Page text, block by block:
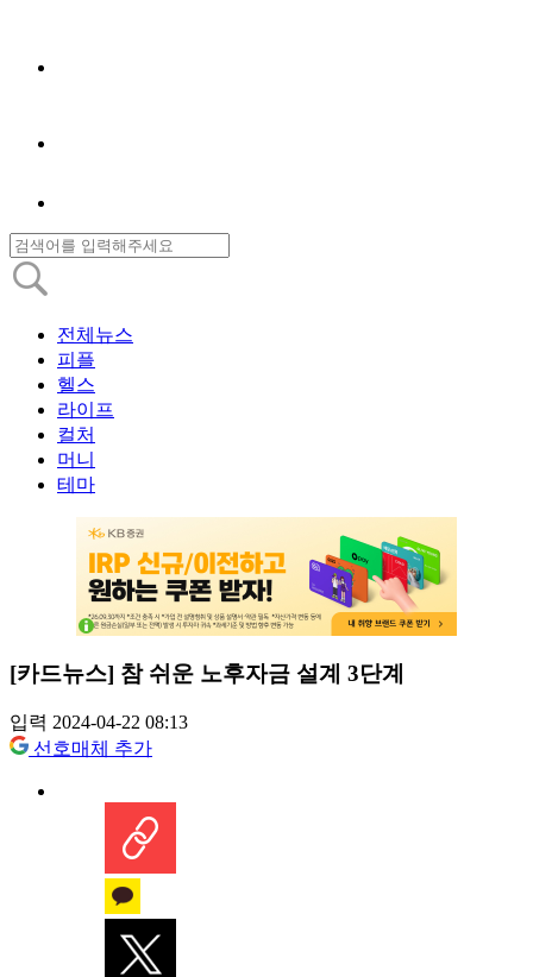
전체뉴스
피플
헬스
라이프
컬처
머니
테마
[카드뉴스] 참 쉬운 노후자금 설계 3단계
입력 2024-04-22 08:13
선호매체 추가